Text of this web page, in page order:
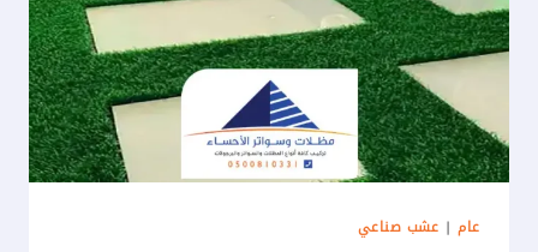
الاحساء
عام| عشب صناعي